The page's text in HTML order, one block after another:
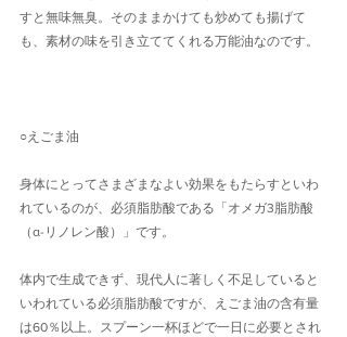
すと無味無臭。そのままかけても炒めても揚げて
も、素材の味を引き立ててくれる万能油なのです。
○えごま油
身体にとってさまざまなよい効果をもたらすといわ
れているのが、必須脂肪酸である「オメガ3脂肪酸
（α-リノレン酸）」です。
体内で生成できず、現代人に著しく不足していると
いわれている必須脂肪酸ですが、えごま油の含有量
は60％以上。スプーン一杯ほどで一日に必要とされ